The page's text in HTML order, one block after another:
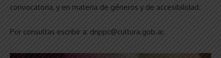
convocatoria, y en materia de géneros y de accesibilidad.
Por consultas escribir a: dnppc@cultura.gob.ar.